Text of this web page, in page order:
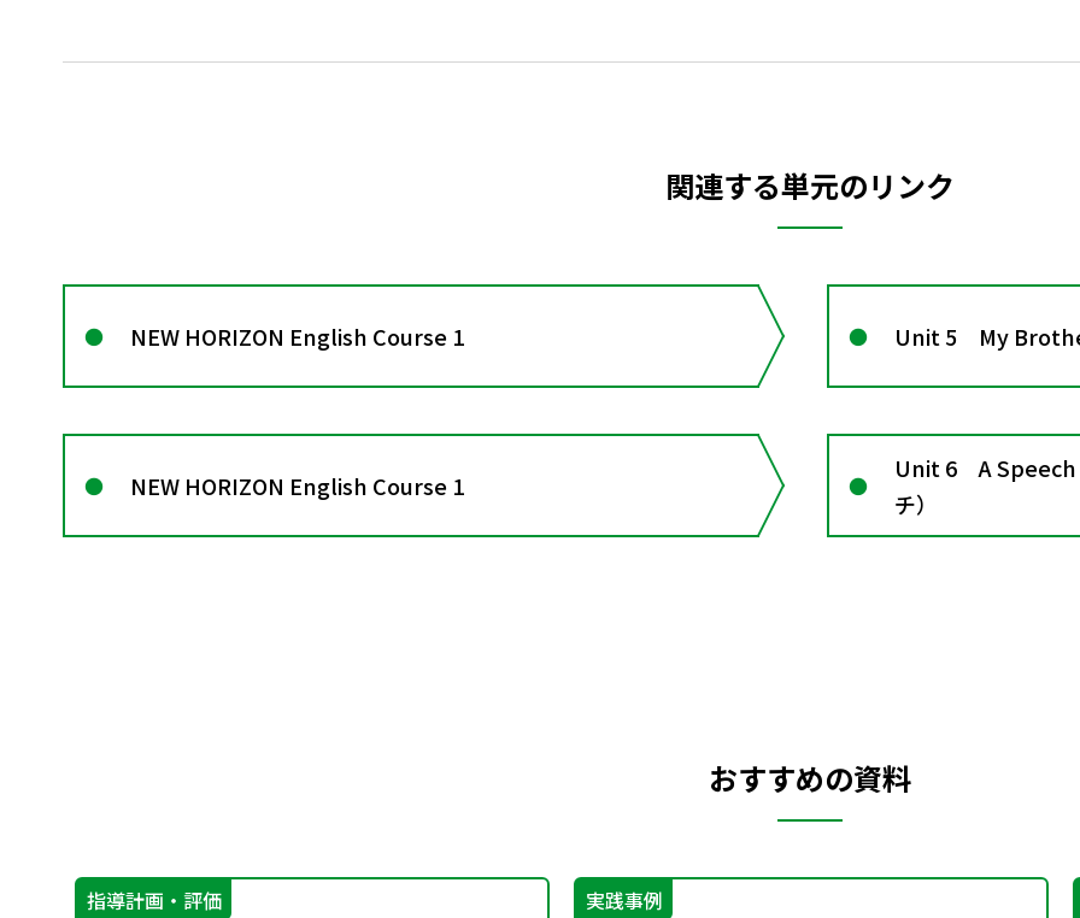
関連する単元のリンク
NEW HORIZON English Course 1 Unit 5 My
NEW HORIZON English Course 1
Unit 6 A Speech
チ）
おすすめの資料
指導計画・評価
実践事例